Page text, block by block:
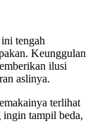
tengah
Keunggulan
ilusi
aslinya.
terlihat
tampil beda,